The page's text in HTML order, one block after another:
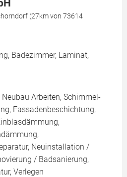
(27km von 73614
Badezimmer, Laminat,
Arbeiten, Schimmel-
Fassadenbeschichtung,
Neuinstallation /
/ Badsanierung,
Verlegen